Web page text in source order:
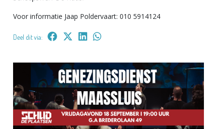
Voor informatie Jaap Poldervaart: 010 5914124
Deel dit via: